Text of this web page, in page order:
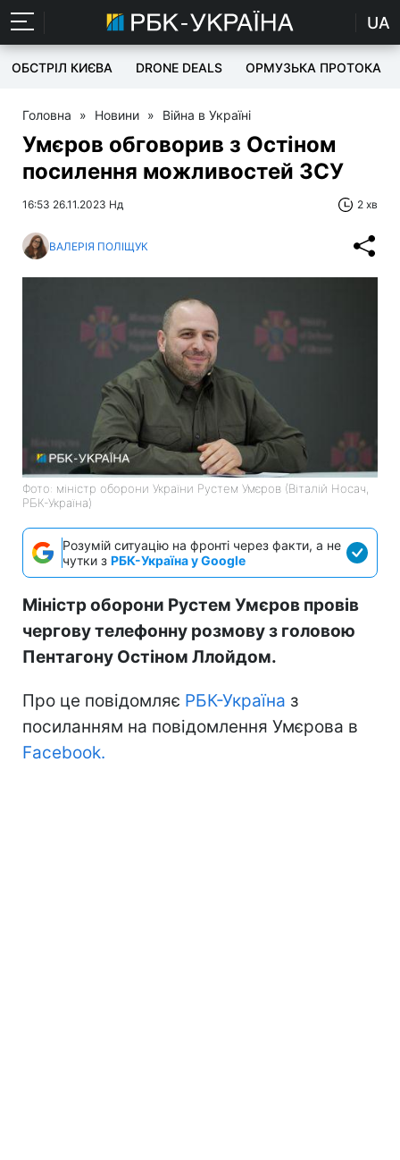
UA
ОБСТРІЛ КИЄВА DRONE DEALS ОРМУЗЬКА ПРОТОКА
Головна » Новини » Війна в Україні
Умєров обговорив з Остіном
посилення можливостей ЗСУ
16:53 26.11.2023 Нд 2 хв
ВАЛЕРІЯ ПОЛІЩУК
Фото: міністр оборони України Рустем Умєров (Віталій Носач,
РБК-Україна)
Розумій ситуацію на фронті через факти, а не
чутки з РБК-Україна у Google
Міністр оборони Рустем Умєров провів
чергову телефонну розмову з головою
Пентагону Остіном Ллойдом.
Про це повідомляє РБК-Україна з
посиланням на повідомлення Умєрова в
Facebook.